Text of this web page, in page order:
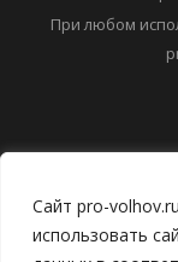
Сайт pro-
использовать